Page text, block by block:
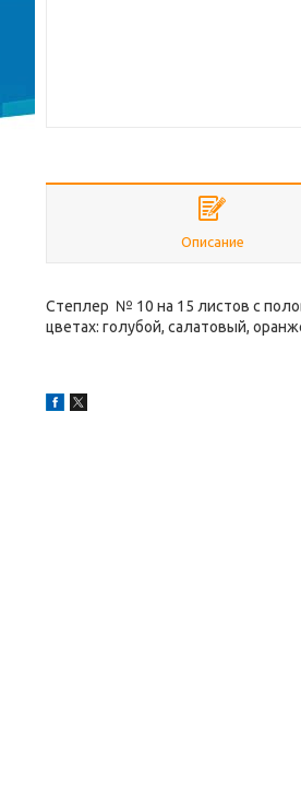
Описание
Степлер № 10 на 15 листов с
цветах: голубой, салатовый,